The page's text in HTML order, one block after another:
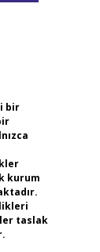
bir
kurum
taslak